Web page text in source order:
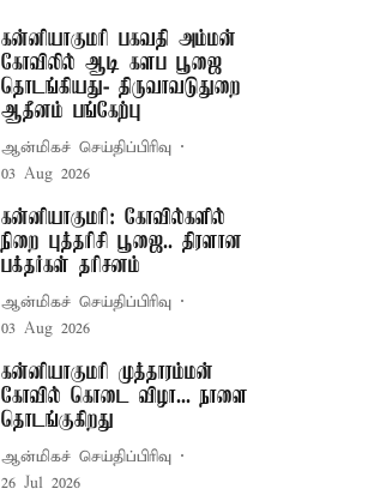
கன்னியாகுமரி பகவதி அம்மன்
கோவிலில் ஆடி களப பூஜை
தொடங்கியது- திருவாவடுதுறை
ஆதீனம் பங்கேற்பு
ஆன்மிகச் செய்திப்பிரிவு
03 Aug 2026
கன்னியாகுமரி: கோவில்களில்
நிறை புத்தரிசி பூஜை.. திரளான
பக்தர்கள் தரிசனம்
ஆன்மிகச் செய்திப்பிரிவு
03 Aug 2026
கன்னியாகுமரி முத்தாரம்மன்
கோவில் கொடை விழா... நாளை
தொடங்குகிறது
ஆன்மிகச் செய்திப்பிரிவு
26 Jul 2026